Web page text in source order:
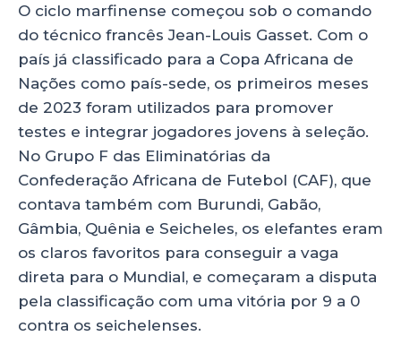
O ciclo marfinense começou sob o comando
do técnico francês Jean-Louis Gasset. Com o
país já classificado para a Copa Africana de
Nações como país-sede, os primeiros meses
de 2023 foram utilizados para promover
testes e integrar jogadores jovens à seleção.
No Grupo F das Eliminatórias da
Confederação Africana de Futebol (CAF), que
contava também com Burundi, Gabão,
Gâmbia, Quênia e Seicheles, os elefantes eram
os claros favoritos para conseguir a vaga
direta para o Mundial, e começaram a disputa
pela classificação com uma vitória por 9 a 0
contra os seichelenses.